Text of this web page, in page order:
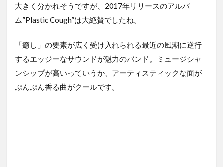
大きく分かれそうですが、2017年リリースのアルバ
ム”Plastic Cough”は大絶賛でしたね。
「癒し」の要素が広く受け入れられる最近の風潮に逆行
するエッジーなサウンドが魅力のバンド。ミュージシャ
ンシップが高いっていうか、アーティスティックな面が
ぷんぷん香る曲がクールです。